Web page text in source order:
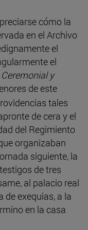
cómo la
en el Archivo
el
el
y
de este
tales
de cera y el
del Regimiento
organizaban
siguiente, la
de tres
al palacio real
de exequias, a la
en la casa